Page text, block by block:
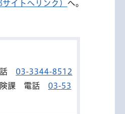
イトへリンク） へ。
話 03-3344-8512
険課 電話 03-53